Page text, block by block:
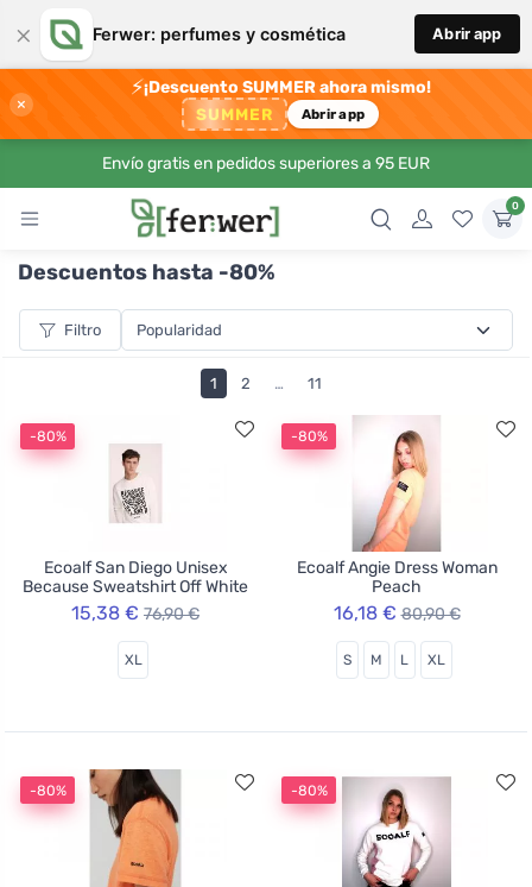
× Ferwer: perfumes y cosmética Abrir app
×
⚡¡Descuento SUMMER ahora mismo!
SUMMER Abrir app
Envío gratis en pedidos superiores a 95 EUR
0
Descuentos hasta -80%
Filtro
1 2 … 11
-80%
Ecoalf San Diego Unisex
Because Sweatshirt Off White
15,38 € 76,90 €
XL
-80%
Ecoalf Angie Dress Woman
Peach
16,18 € 80,90 €
S M L XL
-80% -80%